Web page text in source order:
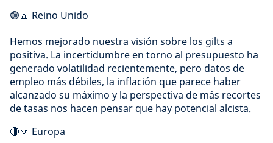
🟢🔼 Reino Unido
Hemos mejorado nuestra visión sobre los gilts a
positiva. La incertidumbre en torno al presupuesto ha
generado volatilidad recientemente, pero datos de
empleo más débiles, la inflación que parece haber
alcanzado su máximo y la perspectiva de más recortes
de tasas nos hacen pensar que hay potencial alcista.
🔴🔽 Europa